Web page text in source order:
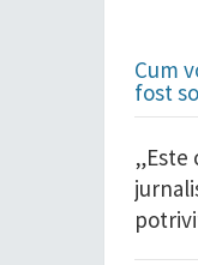
Cum
fost
„Este